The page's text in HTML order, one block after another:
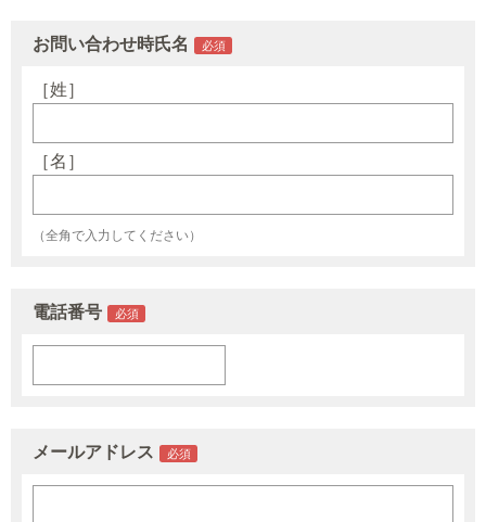
お問い合わせ時氏名
［姓］
［名］
（全角で入力してください）
電話番号
メールアドレス